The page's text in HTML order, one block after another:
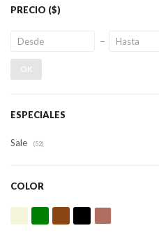
PRECIO ($)
OK
ESPECIALES
Sale (52)
COLOR